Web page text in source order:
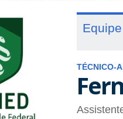
Equipe
TÉCNICO-